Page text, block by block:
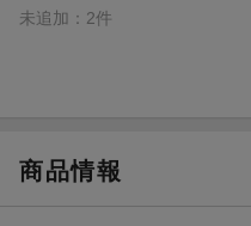
エントリー＆3,000円以
楽天モバイル紹介キャン
未追加： 2件
商品情報